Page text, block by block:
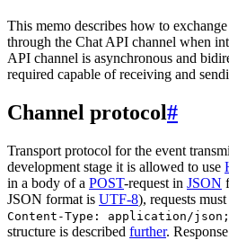
This memo describes how to
through the Chat API channel when
API channel is asynchronous and
required capable of receiving and
Channel protocol#
Transport protocol for the event
development stage it is allowed to use
in a body of a POST-request in JSON
JSON format is UTF-8), requests
Content-Type: application/
structure is described further.